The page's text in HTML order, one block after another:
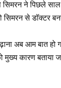
ने पिछले
सिमरन से डॉक्टर
अब आम बात हो
कारण बताया